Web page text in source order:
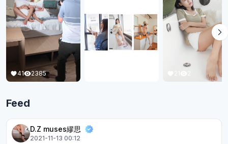
41 2385
Feed
D.Z muses繆思
2021-11-13 00:12